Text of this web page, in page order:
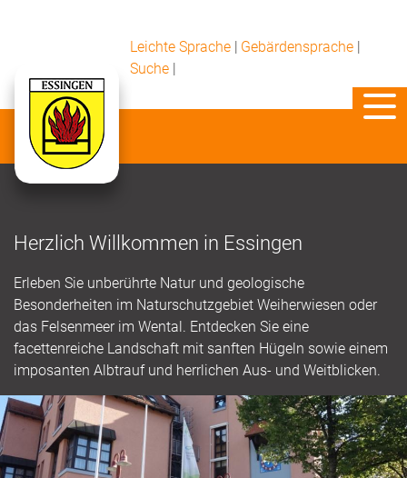
Leichte Sprache | Gebärdensprache |
Suche |
Herzlich Willkommen in Essingen
Erleben Sie unberührte Natur und geologische
Besonderheiten im Naturschutzgebiet Weiherwiesen oder
das Felsenmeer im Wental. Entdecken Sie eine
facettenreiche Landschaft mit sanften Hügeln sowie einem
imposanten Albtrauf und herrlichen Aus- und Weitblicken.